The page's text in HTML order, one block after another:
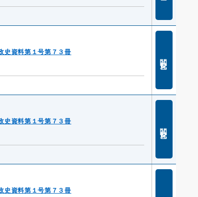
史資料第１号第７３冊
史資料第１号第７３冊
史資料第１号第７３冊